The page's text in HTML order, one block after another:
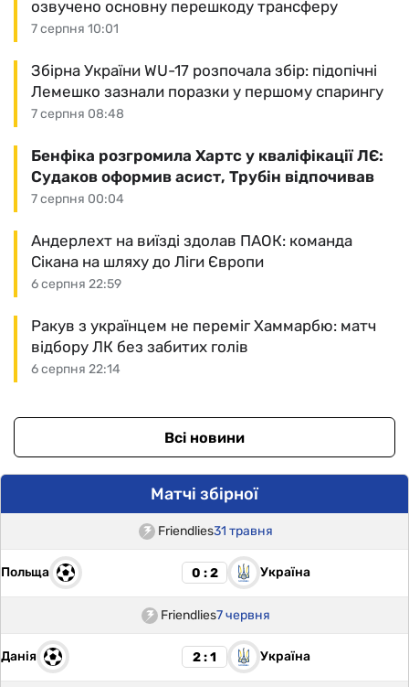
7 серпня 10:01
озвучено основну перешкоду трансферу
7 серпня 08:48
Збірна України WU-17 розпочала збір: підопічні
Лемешко зазнали поразки у першому спарингу
7 серпня 00:04
Бенфіка розгромила Хартс у кваліфікації ЛЄ:
Судаков оформив асист, Трубін відпочивав
6 серпня 22:59
Андерлехт на виїзді здолав ПАОК: команда
Сікана на шляху до Ліги Європи
6 серпня 22:14
Ракув з українцем не переміг Хаммарбю: матч
відбору ЛК без забитих голів
Всі новини
Матчі збірної
Friendlies31 травня
Польща 0 : 2 Україна
Friendlies7 червня
Данія 2 : 1 Україна